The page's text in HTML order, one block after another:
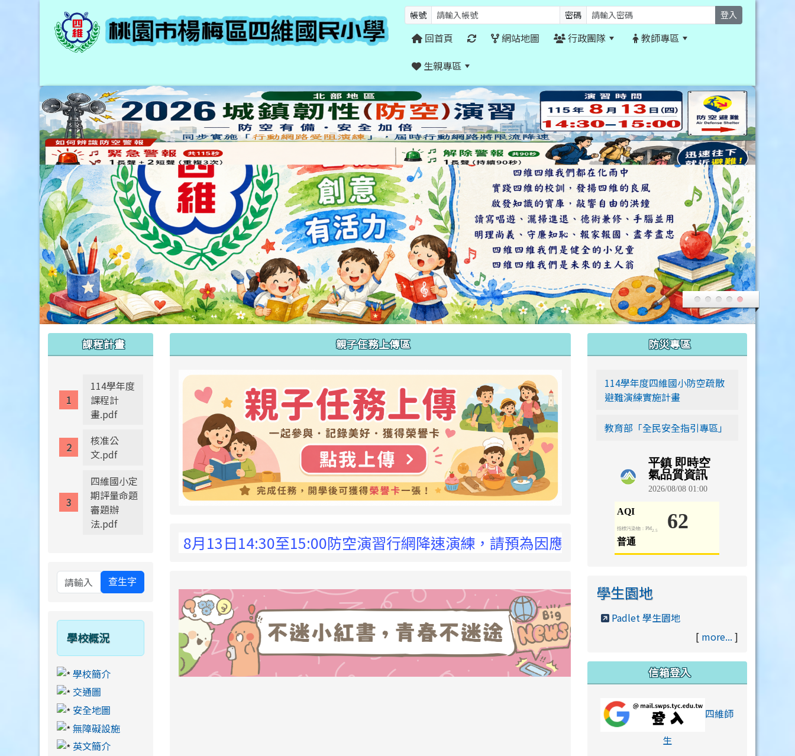
帳號 密碼 登入
回首頁 網站地圖 行政團隊
教師專區
生親專區
親子任務上傳區
link to https://siwei-family.work-
8月13日14:30至15:00防空演習行網降速演練，請預為因應，詳洽NCC官網
link to https://eliteracy.edu.tw/Shorts/xiaohongshu.html
課程計畫
114學年度
課程計
畫.pdf
核准公
文.pdf
四維國小定
期評量命題
審題辦
法.pdf
查生字
學校概況
學校簡介
交通圖
安全地圖
無障礙設施
英文簡介
防災專區
114學年度四維國小防空疏散
避難演練實施計畫
教育部「全民安全指引專區」
學生園地
Padlet 學生園地
[ more... ]
信箱登入
四維師
生link to https://